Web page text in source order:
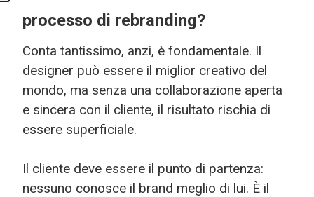
processo di rebranding?
Conta tantissimo, anzi, è fondamentale. Il
designer può essere il miglior creativo del
mondo, ma senza una collaborazione aperta
e sincera con il cliente, il risultato rischia di
essere superficiale.
Il cliente deve essere il punto di partenza:
nessuno conosce il brand meglio di lui. È il